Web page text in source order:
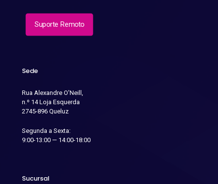
Suporte Remoto
Sede
Rua Alexandre O'Neill,
n.º 14 Loja Esquerda
2745-896 Queluz
Segunda a Sexta:
9:00-13:00 — 14:00-18:00
Sucursal